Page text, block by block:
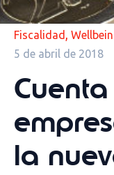
Fiscalidad ,
5 de abril de 2018
la